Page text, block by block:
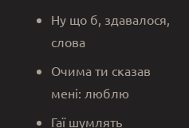
Ну що б, здавалося,
слова
Очима ти сказав
мені: люблю
Гаї шумлять